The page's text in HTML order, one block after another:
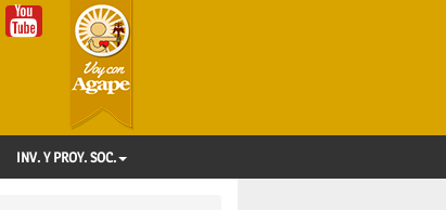
INV. Y PROY. SOC.